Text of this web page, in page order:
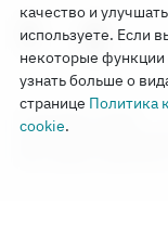
Copyright © 2026
Watch Tower Bible
качество и
используете. Если
некоторые функции
узнать больше о
странице Политика
cookie.